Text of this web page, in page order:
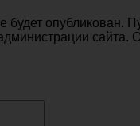
будет опубликован.
сайта.